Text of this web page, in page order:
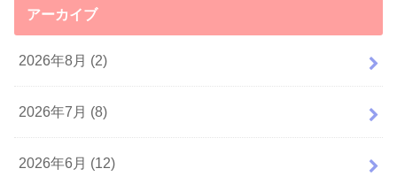
アーカイブ
2026年8月 (2)
2026年7月 (8)
2026年6月 (12)